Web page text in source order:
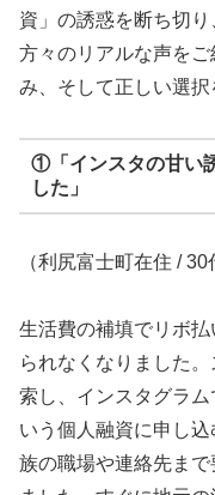
資」の誘惑を断ち切
方々のリアルな声を
み、そして正しい選択
①「インスタの甘い
した」
（利尻富士町在住 / 30
生活費の補填でリボ
られなくなりました
索し、インスタグラ
いう個人融資に申し
族の職場や連絡先ま